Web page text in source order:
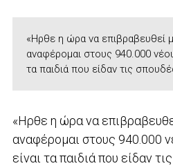
«Ηρθε η ώρα να επιβραβευθεί
αναφέρομαι στους 940.000
τα παιδιά που είδαν τις
«Ηρθε η ώρα να
αναφέρομαι στους 940.000
είναι τα παιδιά που είδαν